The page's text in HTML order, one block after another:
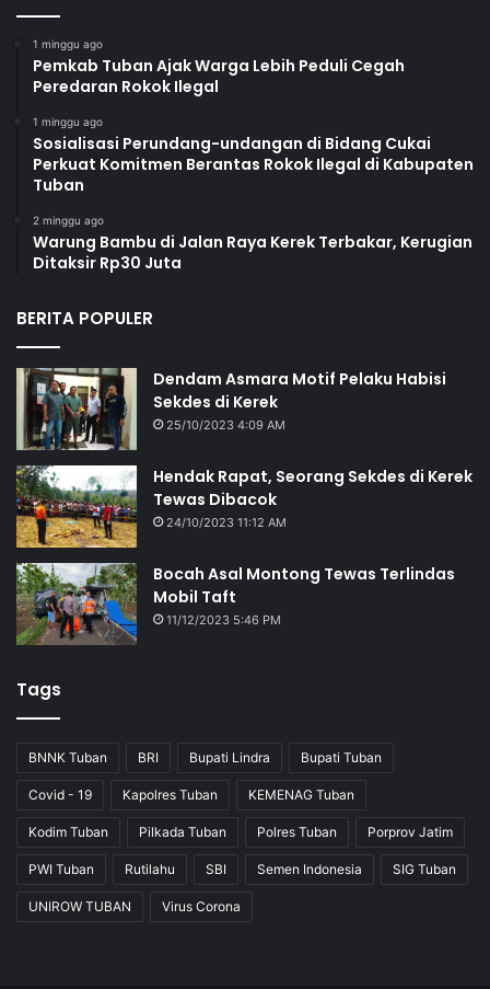
1 minggu ago
Pemkab Tuban Ajak Warga Lebih Peduli Cegah
Peredaran Rokok Ilegal
1 minggu ago
Sosialisasi Perundang-undangan di Bidang Cukai
Perkuat Komitmen Berantas Rokok Ilegal di Kabupaten
Tuban
2 minggu ago
Warung Bambu di Jalan Raya Kerek Terbakar, Kerugian
Ditaksir Rp30 Juta
BERITA POPULER
Dendam Asmara Motif Pelaku Habisi
Sekdes di Kerek
25/10/2023 4:09 AM
Hendak Rapat, Seorang Sekdes di Kerek
Tewas Dibacok
24/10/2023 11:12 AM
Bocah Asal Montong Tewas Terlindas
Mobil Taft
11/12/2023 5:46 PM
Tags
BNNK Tuban BRI Bupati Lindra Bupati Tuban
Covid - 19 Kapolres Tuban KEMENAG Tuban
Kodim Tuban Pilkada Tuban Polres Tuban Porprov Jatim
PWI Tuban Rutilahu SBI Semen Indonesia SIG Tuban
UNIROW TUBAN Virus Corona